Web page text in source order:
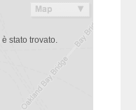
stato trovato.